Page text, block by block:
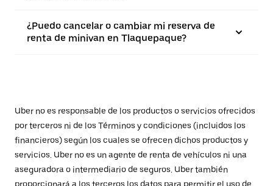
¿Puedo cancelar o cambiar mi reserva de
renta de minivan en Tlaquepaque?
Uber no es responsable de los productos o servicios ofrecidos
por terceros ni de los Términos y condiciones (incluidos los
financieros) según los cuales se ofrecen dichos productos y
servicios. Uber no es un agente de renta de vehículos ni una
aseguradora o intermediario de seguros. Uber también